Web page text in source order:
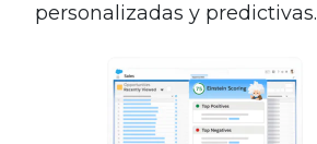
personalizadas y predictivas.